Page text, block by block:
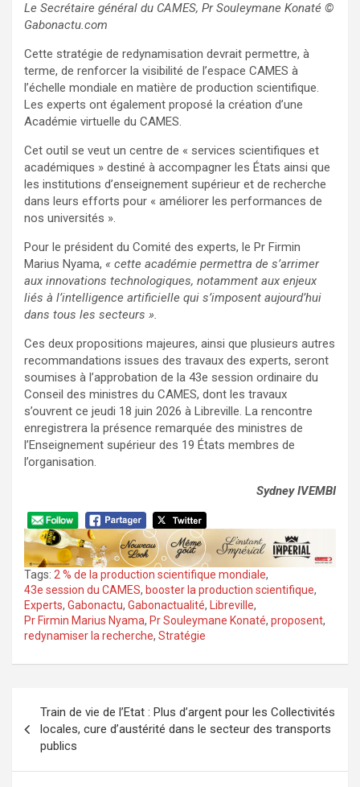
Le Secrétaire général du CAMES, Pr Souleymane Konaté ©
Gabonactu.com
Cette stratégie de redynamisation devrait permettre, à
terme, de renforcer la visibilité de l’espace CAMES à
l’échelle mondiale en matière de production scientifique.
Les experts ont également proposé la création d’une
Académie virtuelle du CAMES.
Cet outil se veut un centre de « services scientifiques et
académiques » destiné à accompagner les États ainsi que
les institutions d’enseignement supérieur et de recherche
dans leurs efforts pour « améliorer les performances de
nos universités ».
Pour le président du Comité des experts, le Pr Firmin
Marius Nyama, « cette académie permettra de s’arrimer
aux innovations technologiques, notamment aux enjeux
liés à l’intelligence artificielle qui s’imposent aujourd’hui
dans tous les secteurs ».
Ces deux propositions majeures, ainsi que plusieurs autres
recommandations issues des travaux des experts, seront
soumises à l’approbation de la 43e session ordinaire du
Conseil des ministres du CAMES, dont les travaux
s’ouvrent ce jeudi 18 juin 2026 à Libreville. La rencontre
enregistrera la présence remarquée des ministres de
l’Enseignement supérieur des 19 États membres de
l’organisation.
Sydney IVEMBI
Tags: 2 % de la production scientifique mondiale,
43e session du CAMES, booster la production scientifique,
Experts, Gabonactu, Gabonactualité, Libreville,
Pr Firmin Marius Nyama, Pr Souleymane Konaté, proposent,
redynamiser la recherche, Stratégie
de
l’article
Train de vie de l’Etat : Plus d’argent pour les Collectivités
locales, cure d’austérité dans le secteur des transports
publics